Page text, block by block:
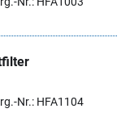
Nr.: HFA1104